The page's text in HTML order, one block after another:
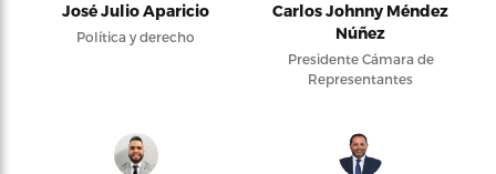
José Julio Aparicio
Política y derecho
Carlos Johnny Méndez
Núñez
Presidente Cámara de
Representantes